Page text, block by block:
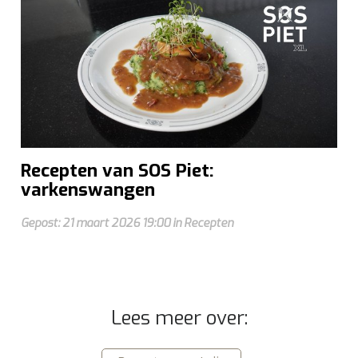
Recepten van SOS Piet:
varkenswangen
Gepost: 21 maart 2026 19:00 in Recepten
Lees meer over: